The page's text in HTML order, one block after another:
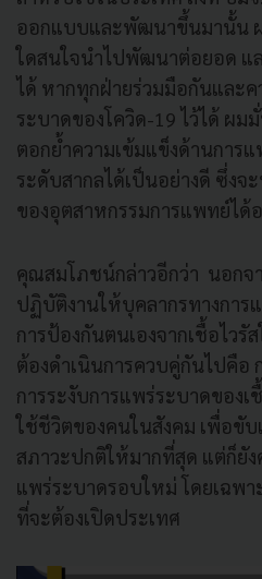
ออกแบบและพัฒนาขึ้นมานั้น
ใดสนใจนำไปพัฒนาต่อยอด แ
ได้ หากทุกฝ่ายร่วมมือกันและ
ระบาดของโควิด-19 ไว้ได้ ผมมั่
ตอกย้ำความเข้มแข็งด้านการ
ระดับสากลได้เป็นอย่างดี ซึ่งจ
ของอุตสาหกรรมการแพทย์ได้
คุณสมโภชน์กล่าวอีกว่า นอกจ
ปฏิบัติงานให้บุคลากรทางกา
การป้องกันตนเองจากเชื้อไว
ต้องดำเนินการควบคู่กันไปคือ
การระงับการแพร่ระบาดของ
ใช้ชีวิตของคนในสังคม เพื่อขั
สภาวะปกติให้มากที่สุด แต่ก็ยัง
แพร่ระบาดรอบใหม่ โดยเฉพา
ที่จะต้องเปิดประเทศ